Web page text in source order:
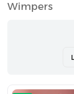
Wimpers